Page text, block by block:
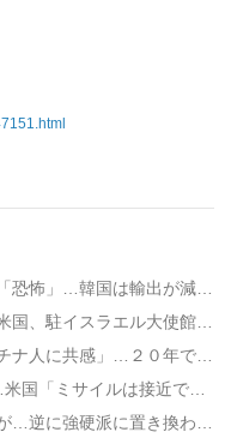
· イラン発の国際原油価格１００ドルの「恐怖」…韓国は輸出が減少し生産コストが上昇
· 「イラン空爆」戦雲垂れ込める中東…米国、駐イスラエル大使館職員の引き揚げ承認
· 米国人も「イスラエル人よりはパレスチナ人に共感」…２０年で初めて逆転
· 報復に出るイラン「米空母4発攻撃」…米国「ミサイルは接近できなかった」